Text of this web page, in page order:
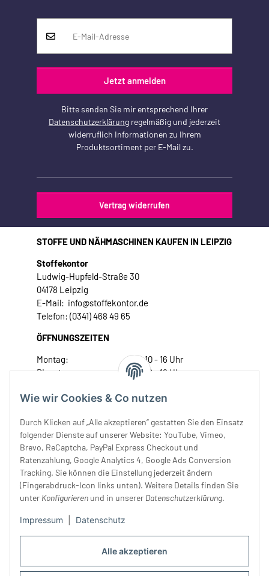
Alle akzeptieren
Wie wir Cookies & Co nutzen
Durch Klicken auf „Alle akzeptieren“ gestatten Sie den Einsatz
folgender Dienste auf unserer Website: YouTube, Vimeo,
Brevo, ReCaptcha, PayPal Express Checkout und
Ratenzahlung, Google Analytics 4, Google Ads Conversion
Tracking. Sie können die Einstellung jederzeit ändern
(Fingerabdruck-Icon links unten). Weitere Details finden Sie
unter Konfigurieren und in unserer Datenschutzerklärung.
Impressum Datenschutz
Jetzt anmelden
Bitte senden Sie mir entsprechend Ihrer
Datenschutzerklärung regelmäßig und jederzeit
widerruflich Informationen zu Ihrem
Produktsortiment per E-Mail zu.
Vertrag widerrufen
STOFFE UND NÄHMASCHINEN KAUFEN IN LEIPZIG
Stoffekontor
Ludwig-Hupfeld-Straße 30
04178 Leipzig
E-Mail: info@stoffekontor.de
Telefon: (0341) 468 49 65
ÖFFNUNGSZEITEN
Montag:
10 - 16 Uhr
Dienstag:
10 - 16 Uhr
Donnerstag:
10 - 18 Uhr
Samstag:
10 - 14 Uhr
Unser Service
Rechtliches